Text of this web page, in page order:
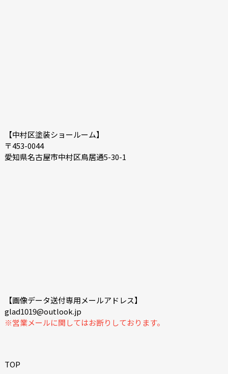
【中村区塗装ショールーム】
〒453-0044
愛知県名古屋市中村区鳥居通5-30-1
【画像データ送付専用メールアドレス】
glad1019@outlook.jp
※営業メールに関してはお断りしております。
TOP